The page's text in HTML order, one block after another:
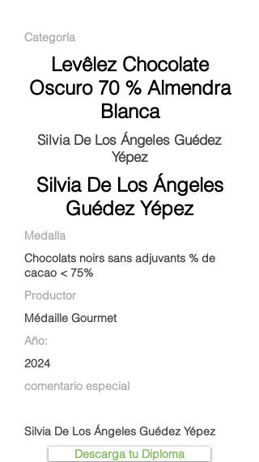
Categoría
Levêlez Chocolate
Oscuro 70 % Almendra
Blanca
Silvia De Los Ángeles Guédez
Yépez
Silvia De Los Ángeles
Guédez Yépez
Medalla
Chocolats noirs sans adjuvants % de
cacao < 75%
Productor
Médaille Gourmet
Año:
2024
comentario especial
Silvia De Los Ángeles Guédez Yépez
Descarga tu Diploma